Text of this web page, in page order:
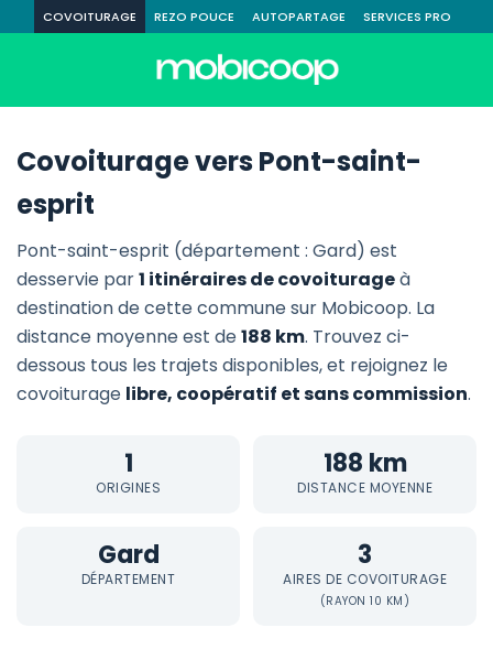
COVOITURAGE REZO POUCE AUTOPARTAGE SERVICES PRO
Covoiturage vers Pont-saint-
esprit
Pont-saint-esprit (département : Gard) est
desservie par1 itinéraires de covoiturageà
destination de cette commune sur Mobicoop. La
distance moyenne est de188 km. Trouvez ci-
dessous tous les trajets disponibles, et rejoignez le
covoiturage libre, coopératif et sans commission.
1
ORIGINES
188 km
DISTANCE MOYENNE
Gard
DÉPARTEMENT
3
AIRES DE COVOITURAGE
(RAYON 10 KM)